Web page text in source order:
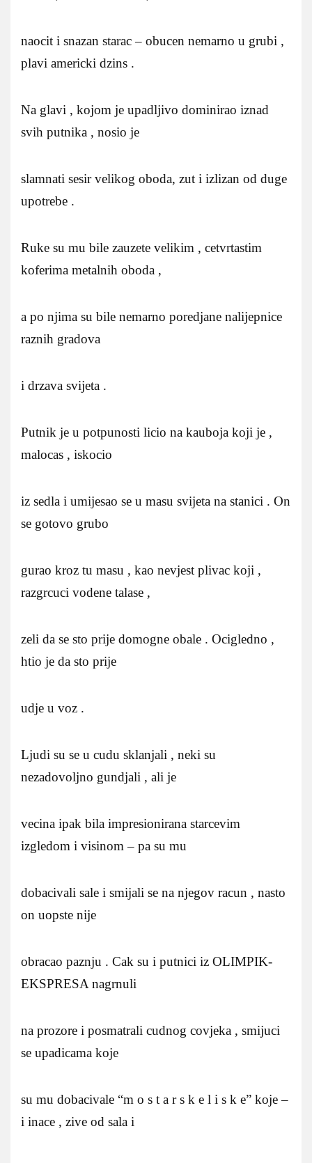
naocit i snazan starac – obucen nemarno u grubi ,
plavi americki dzins .
Na glavi , kojom je upadljivo dominirao iznad
svih putnika , nosio je
slamnati sesir velikog oboda, zut i izlizan od duge
upotrebe .
Ruke su mu bile zauzete velikim , cetvrtastim
koferima metalnih oboda ,
a po njima su bile nemarno poredjane nalijepnice
raznih gradova
i drzava svijeta .
Putnik je u potpunosti licio na kauboja koji je ,
malocas , iskocio
iz sedla i umijesao se u masu svijeta na stanici . On
se gotovo grubo
gurao kroz tu masu , kao nevjest plivac koji ,
razgrcuci vodene talase ,
zeli da se sto prije domogne obale . Ocigledno ,
htio je da sto prije
udje u voz .
Ljudi su se u cudu sklanjali , neki su
nezadovoljno gundjali , ali je
vecina ipak bila impresionirana starcevim
izgledom i visinom – pa su mu
dobacivali sale i smijali se na njegov racun , nasto
on uopste nije
obracao paznju . Cak su i putnici iz OLIMPIK-
EKSPRESA nagrnuli
na prozore i posmatrali cudnog covjeka , smijuci
se upadicama koje
su mu dobacivale “m o s t a r s k e l i s k e” koje –
i inace , zive od sala i